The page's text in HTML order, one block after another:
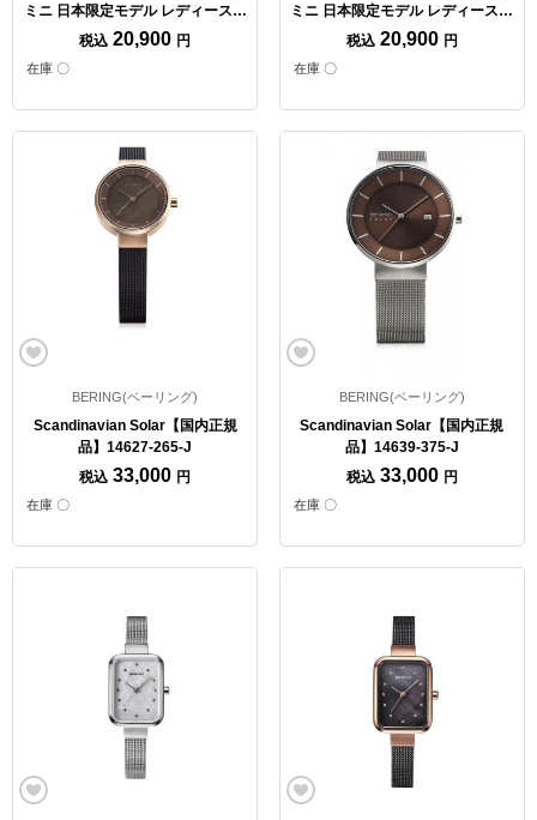
ミニ 日本限定モデル レディース腕
時計【クォーツ】
税込 20,900 円
在庫 〇
ミニ 日本限定モデル レディース腕
時計【クォーツ】
税込 20,900 円
在庫 〇
BERING(ベーリング)
Scandinavian Solar【国内正規
品】14627-265-J
税込 33,000 円
在庫 〇
BERING(ベーリング)
Scandinavian Solar【国内正規
品】14639-375-J
税込 33,000 円
在庫 〇